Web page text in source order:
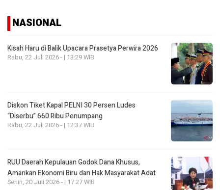
NASIONAL
Kisah Haru di Balik Upacara Prasetya Perwira 2026
Rabu, 22 Juli 2026 - | 13:29 WIB
Diskon Tiket Kapal PELNI 30 Persen Ludes
“Diserbu” 660 Ribu Penumpang
Rabu, 22 Juli 2026 - | 12:37 WIB
RUU Daerah Kepulauan Godok Dana Khusus,
Amankan Ekonomi Biru dan Hak Masyarakat Adat
Senin, 20 Juli 2026 - | 17:27 WIB